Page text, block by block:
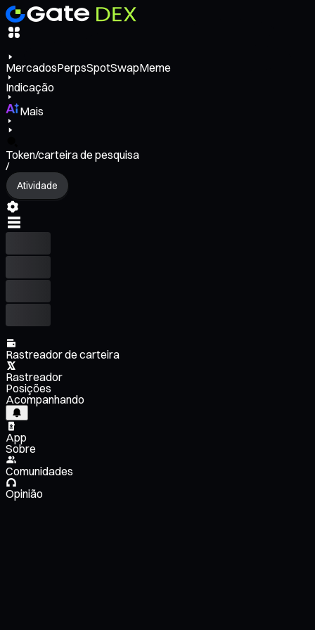
MercadosPerpsSpotSwapMeme
Indicação
Mais
Token/carteira de pesquisa
/
Atividade
Rastreador de carteira
Rastreador
Posições
Acompanhando
App
Sobre
Comunidades
Opinião